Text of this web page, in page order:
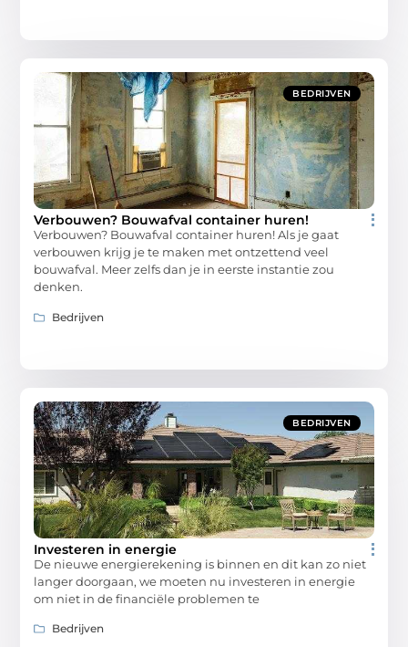
BEDRIJVEN
Verbouwen? Bouwafval container huren!
Verbouwen? Bouwafval container huren! Als je gaat
verbouwen krijg je te maken met ontzettend veel
bouwafval. Meer zelfs dan je in eerste instantie zou
denken.
Bedrijven
BEDRIJVEN
Investeren in energie
De nieuwe energierekening is binnen en dit kan zo niet
langer doorgaan, we moeten nu investeren in energie
om niet in de financiële problemen te
Bedrijven